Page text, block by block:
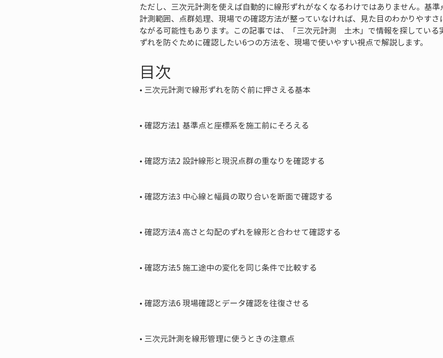
ただし、三次元計測を使えば自動的に線形ずれがなくなるわけではありません。基
計測範囲、点群処理、現場での確認方法が整っていなければ、見た目のわかりやす
ながる可能性もあります。この記事では、「三次元計測　土木」で情報を探してい
ずれを防ぐために確認したい6つの方法を、現場で使いやすい視点で解説します。
目次
• 三次元計測で線形ずれを防ぐ前に押さえる基本
• 確認方法1 基準点と座標系を施工前にそろえる
• 確認方法2 設計線形と現況点群の重なりを確認する
• 確認方法3 中心線と幅員の取り合いを断面で確認する
• 確認方法4 高さと勾配のずれを線形と合わせて確認する
• 確認方法5 施工途中の変化を同じ条件で比較する
• 確認方法6 現場確認とデータ確認を往復させる
• 三次元計測を線形管理に使うときの注意点